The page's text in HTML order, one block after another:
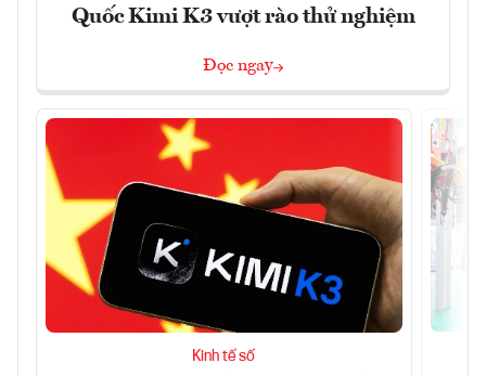
Quốc Kimi K3 vượt rào thử nghiệm
Đọc ngay
Kinh tế số